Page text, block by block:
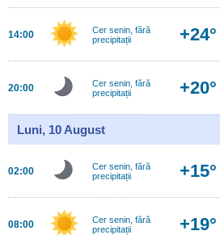
14:00
Cer senin, fără
precipitații
+24°
20:00
Cer senin, fără
precipitații
+20°
Luni, 10 August
02:00
Cer senin, fără
precipitații
+15°
08:00
Cer senin, fără
precipitații
+19°